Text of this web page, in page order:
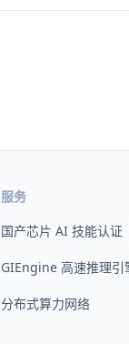
服务
国产芯片 AI 技能认证
GIEngine 高速推理引
分布式算力网络